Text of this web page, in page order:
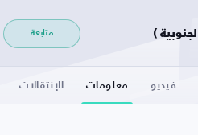
متابعة
فيديو معلومات الإنتقالات